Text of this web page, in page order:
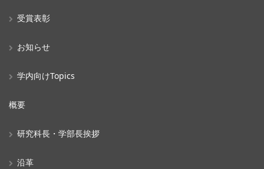
受賞表彰
お知らせ
学内向けTopics
概要
研究科長・学部長挨拶
沿革